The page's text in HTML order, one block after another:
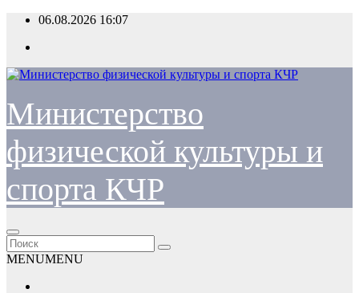
Перейти
содержимому
06.08.2026 16:07
Министерство
физической культуры и
спорта КЧР
MENUMENU